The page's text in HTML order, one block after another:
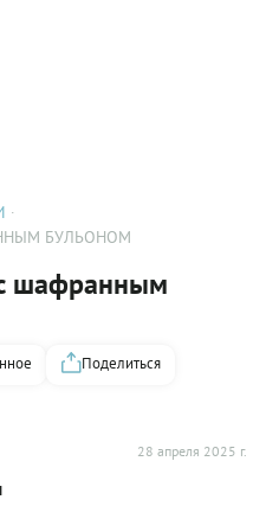
БУЛЬОНОМ
с шафранным
28 апреля 2025 г.
Поделиться